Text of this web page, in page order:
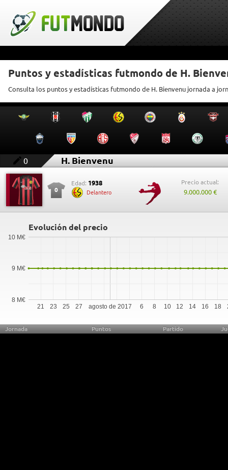
Puntos y estadísticas futmondo de H.
Consulta los puntos y estadísticas futmondo de H. Bienvenu jornada a
0 H. Bienvenu
0
Edad: 1938
Delantero
Precio actual:
9.000.000 €
Evolución del precio
agosto de 2017
21 23 25 27 6 8 10 12 14 16 18
8 M€
9 M€
10 M€
Jornada Puntos Partido